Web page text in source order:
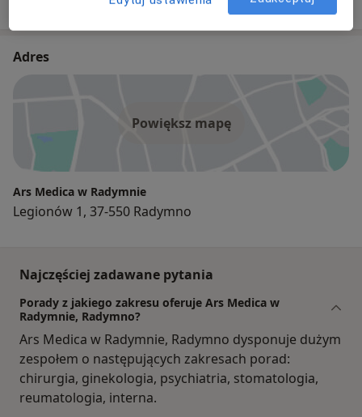
Adres
Powiększ mapę
Ars Medica w Radymnie
Legionów 1, 37-550 Radymno
Najczęściej zadawane pytania
Porady z jakiego zakresu oferuje Ars Medica w
Radymnie, Radymno?
Ars Medica w Radymnie, Radymno dysponuje dużym
zespołem o następujących zakresach porad:
chirurgia, ginekologia, psychiatria, stomatologia,
reumatologia, interna.